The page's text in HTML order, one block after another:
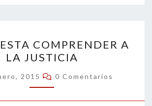
dI
n
l
p
ar
tir
CUESTA
COMPRENDER
A
LA
JUSTICIA
COMPRENDER A
LA JUSTICIA
2015 Comentarios
0 Comentarios